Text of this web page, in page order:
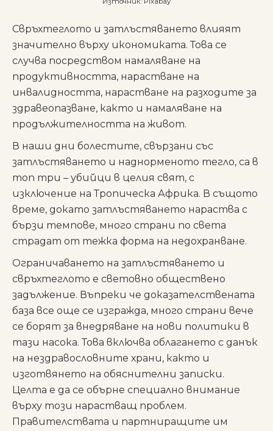
Свръхтеглото и затлъстяването влияят
значително върху икономиката. Това се
случва посредством намаляване на
продуктивността, нарастване на
инвалидността, нарастване на разходите за
здравеопазване, както и намаляване на
продължителността на живот.
В наши дни болестите, свързани със
затлъстяването и наднорменото тегло, са в
топ три – убийци в целия свят, с
изключение на Тропическа Африка. В същото
време, докато затлъстяването нараства с
бързи темпове, много страни по света
страдат от тежка форма на недохранване.
Ограничаването на затлъстяването и
свръхтеглото е световно обществено
задължение. Въпреки че доказателствената
база все още се изгражда, много страни вече
се борят за внедряване на нови политики в
тази насока. Това включва облагането с данък
на нездравословните храни, както и
изготвянето на обяснителни записки.
Целта е да се обърне специално внимание
върху този нарастващ проблем.
Правителствата и партниращите им